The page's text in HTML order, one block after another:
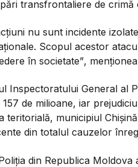
transfrontaliere de crimă
nu sunt incidente
Scopul acestor
în societate”,
Inspectoratului General al
de milioane, iar
teritorială, municipiul
din totalul cauzelor
din Republica